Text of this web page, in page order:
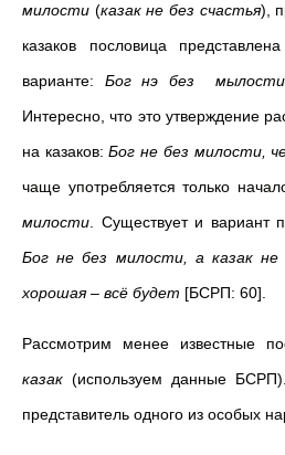
милости (казак не без счастья),
казаков пословица
варианте: Бог нэ без
Интересно, что это утверждение
на казаков:Бог не без милости,
чаще употребляется только
милости . Существует и вариант
Бог не без милости, а казак
хорошая – всё будет [БСРП: 60].
Рассмотрим менее известные
казак (используем данные
представитель одного из особых